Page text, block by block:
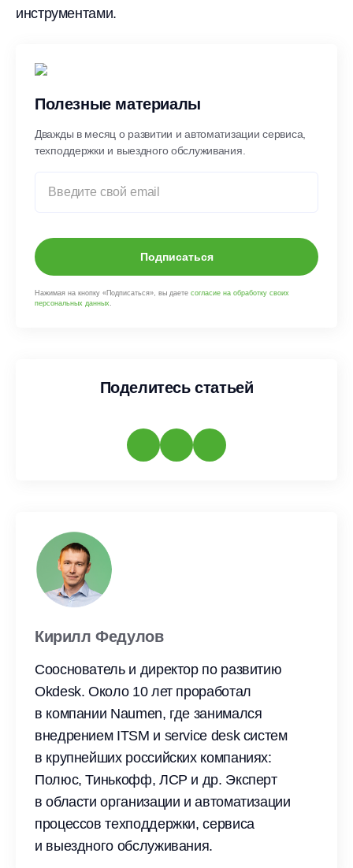
инструментами.
Полезные материалы
Дважды в месяц о развитии и автоматизации сервиса,
техподдержки и выездного обслуживания.
Подписаться
Нажимая на кнопку «Подписаться», вы даете согласие на обработку своих
персональных данных
Поделитесь статьей
Кирилл Федулов
Сооснователь и директор по развитию
Okdesk. Около 10 лет проработал
в компании Naumen, где занимался
внедрением ITSM и service desk систем
в крупнейших российских компаниях:
Полюс, Тинькофф, ЛСР и др. Эксперт
в области организации и автоматизации
процессов техподдержки, сервиса
и выездного обслуживания.